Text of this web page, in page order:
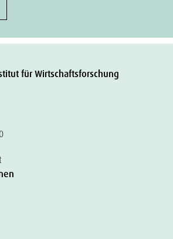
für Wirtschaftsforschung